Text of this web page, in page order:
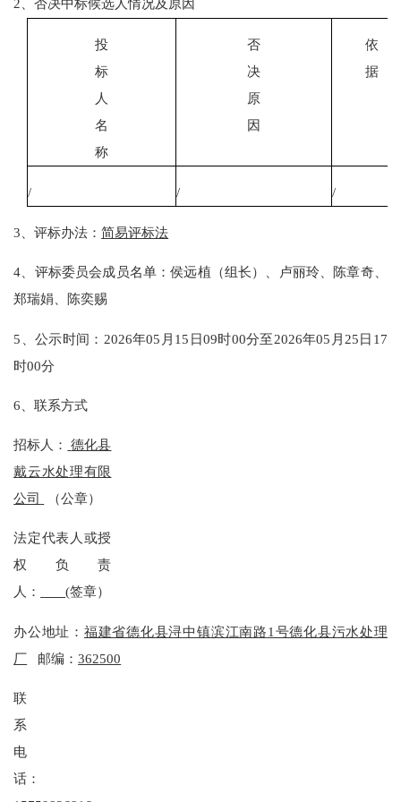
2 、否决中标候选人情况及原因
投
标
人
名
称
否
决
原
因
依
据
/ / /
3 、评标办法：简易评标法
4、评标委员会成员名单：侯远植 （组长）、 卢丽玲、 陈章奇、
郑瑞娟、 陈奕赐
5 、公示时间： 2026年05 月 15 日09时00分至2026年05 月 25日 17
时00分
6 、联系方式
招标人：
德化县
戴云水处理有限
公司
（公章）
法定代表人或授
权负责
人：
(签章）
办公地址： 福建省德化县浔中镇滨江南路1号德化县污水处理
厂
邮编：362500
联
系
电
话：